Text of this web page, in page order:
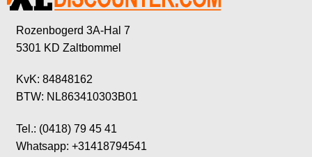
Rozenbogerd 3A-Hal 7
5301 KD Zaltbommel
KvK: 84848162
BTW: NL863410303B01
Tel.: (0418) 79 45 41
Whatsapp: +31418794541